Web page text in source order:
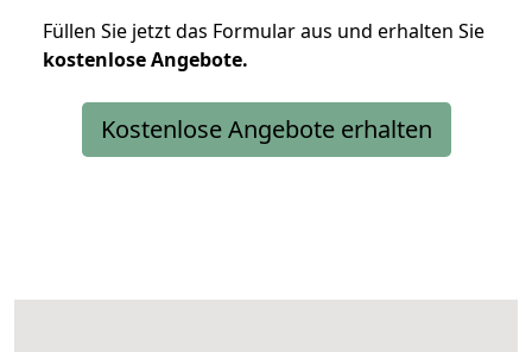
Füllen Sie jetzt das Formular aus und erhalten Sie
kostenloseAngebote.
Kostenlose Angebote erhalten